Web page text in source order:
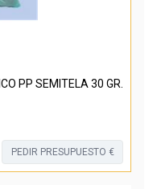
PP SEMITELA 30 GR.
PEDIR PRESUPUESTO €